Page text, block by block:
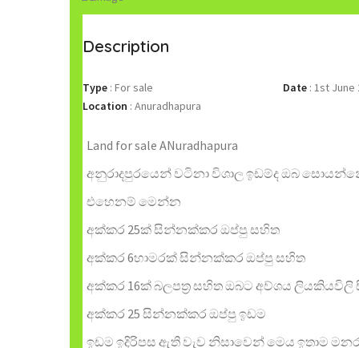
Description
Type : For sale Date: 1st June
Location : Anuradhapura
Land for sale ANuradhapura
අනුරාදපුරයෙන් වටිනා විශාල ඉඩම්ද ඔබ
එහෙනම් මෙන්න
අක්කර 25ක් සින්නක්කර ඔප්පු සහිත
අක්කර 6හාමරක් සින්නක්කර ඔප්පු සහිත
අක්කර 16ක් බලපත්‍ර සහිත ඔබට අව්ශය ලියකියවිලි
අක්කර 25 සින්නක්කර ඔප්පු ඉඩම
ඉඩම ඉදිරිපස ඇති වැව නිසාවෙන් මෙය ඉතාම